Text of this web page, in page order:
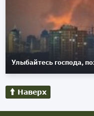
Улыбайтесь господа,
Наверх